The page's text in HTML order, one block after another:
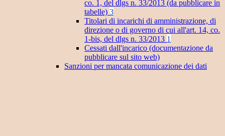
co. 1, del dlgs n. 33/2013 (da pubblicare in
tabelle) 3
Titolari di incarichi di amministrazione, di
direzione o di governo di cui all'art. 14, co.
1-bis, del dlgs n. 33/2013 1
Cessati dall'incarico (documentazione da
pubblicare sul sito web)
Sanzioni per mancata comunicazione dei dati